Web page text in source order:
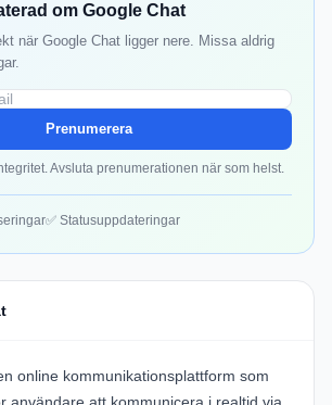
om Google Chat
när Google Chat ligger nere. Missa aldrig
Prenumerera
Avsluta prenumerationen när som helst.
✅ Statusuppdateringar
online kommunikationsplattform som